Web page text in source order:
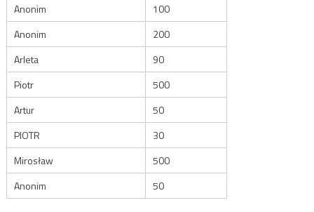
Anonim
100
Anonim
200
Arleta
90
Piotr
500
Artur
50
PIOTR
30
Mirosław
500
Anonim
50